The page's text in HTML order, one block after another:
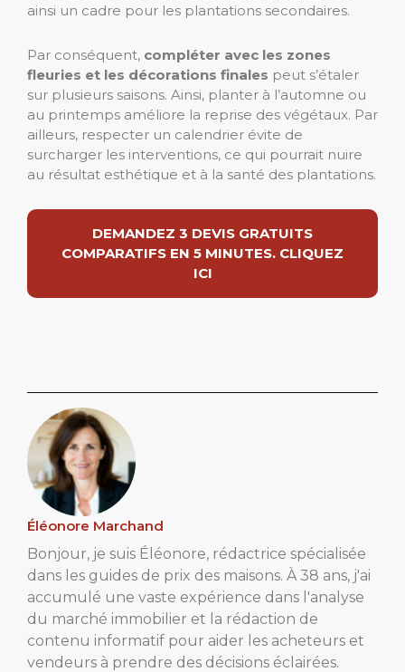
ainsi un cadre pour les plantations secondaires.
Par conséquent, compléter avec les zones
fleuries et les décorations finales peut s’étaler
sur plusieurs saisons. Ainsi, planter à l’automne ou
au printemps améliore la reprise des végétaux. Par
ailleurs, respecter un calendrier évite de
surcharger les interventions, ce qui pourrait nuire
au résultat esthétique et à la santé des plantations.
DEMANDEZ 3 DEVIS GRATUITS
COMPARATIFS EN 5 MINUTES. CLIQUEZ
ICI
Éléonore Marchand
Bonjour, je suis Éléonore, rédactrice spécialisée
dans les guides de prix des maisons. À 38 ans, j'ai
accumulé une vaste expérience dans l'analyse
du marché immobilier et la rédaction de
contenu informatif pour aider les acheteurs et
vendeurs à prendre des décisions éclairées.